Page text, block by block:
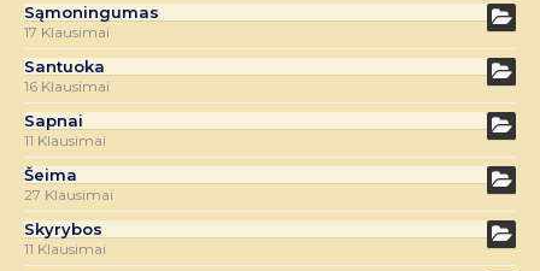
Sąmoningumas
17 Klausimai
Santuoka
16 Klausimai
Sapnai
11 Klausimai
Šeima
27 Klausimai
Skyrybos
11 Klausimai